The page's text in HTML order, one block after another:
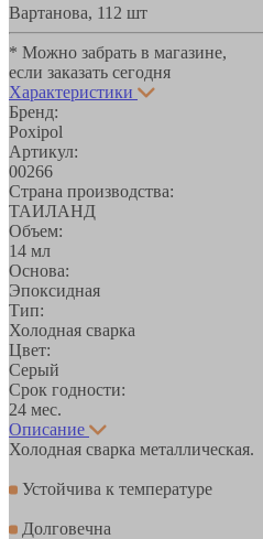
Вартанова, 11 2 шт
* Можно забрать в магазине,
если заказать сегодня
Характеристики
Бренд:
Poxipol
Артикул:
00266
Страна производства:
ТАИЛАНД
Объем:
14 мл
Основа:
Эпоксидная
Тип:
Холодная сварка
Цвет:
Серый
Срок годности:
24 мес.
Описание
Холодная сварка металлическая.
Устойчива к температуре
Долговечна